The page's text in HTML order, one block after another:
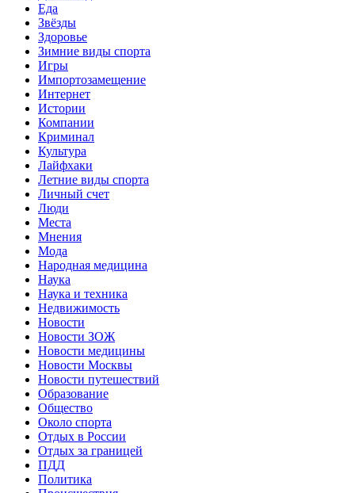
Еда
Звёзды
Здоровье
Зимние виды спорта
Игры
Импортозамещение
Интернет
Истории
Компании
Криминал
Культура
Лайфхаки
Летние виды спорта
Личный счет
Люди
Места
Мнения
Мода
Народная медицина
Наука
Наука и техника
Недвижимость
Новости
Новости ЗОЖ
Новости медицины
Новости Москвы
Новости путешествий
Образование
Общество
Около спорта
Отдых в России
Отдых за границей
ПДД
Политика